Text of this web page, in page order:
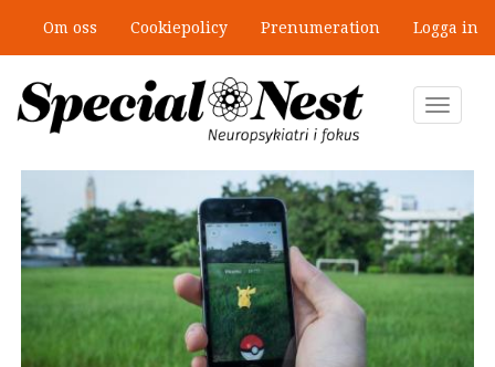
huvudinnehåll
Om oss Cookiepolicy Prenumeration Logga in
Toggle
”Jobbet gick bra – just därför togs
stödet bort”